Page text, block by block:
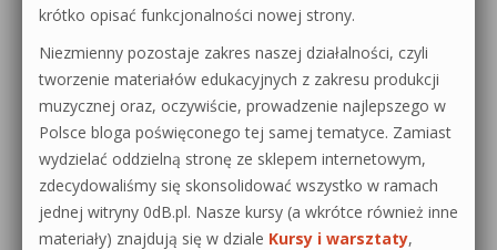
krótko opisać funkcjonalności nowej strony.
Niezmienny pozostaje zakres naszej działalności, czyli
tworzenie materiałów edukacyjnych z zakresu produkcji
muzycznej oraz, oczywiście, prowadzenie najlepszego w
Polsce bloga poświęconego tej samej tematyce. Zamiast
wydzielać oddzielną stronę ze sklepem internetowym,
zdecydowaliśmy się skonsolidować wszystko w ramach
jednej witryny 0dB.pl. Nasze kursy (a wkrótce również inne
materiały) znajdują się w dziale Kursy i warsztaty,